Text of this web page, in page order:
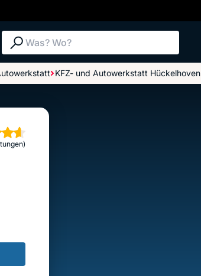
Suche: Was? Wo?
KFZ- und Autowerkstatt Hückelhoven